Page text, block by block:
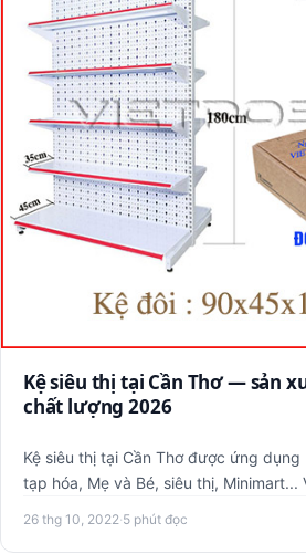
Kệ siêu thị tại Cần Thơ — sản
chất lượng 2026
Kệ siêu thị tại Cần Thơ được ứng
tạp hóa, Mẹ và Bé, siêu thị, Minimart...
26 thg 10, 2022·5 phút đọc